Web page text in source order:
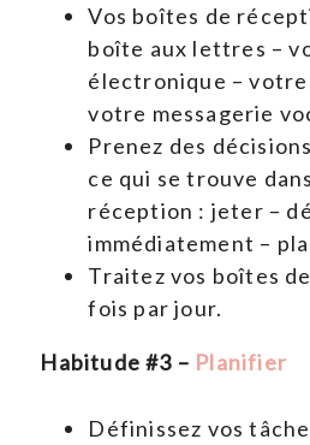
Vos boîtes de
boîte aux lettres –
électronique –
votre messagerie
Prenez des
ce qui se trouve
réception : jeter –
immédiatement –
Traitez vos boîtes
fois par jour.
Habitude #3 – Planifier
Définissez vos